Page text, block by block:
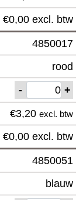
€0,00 excl. btw
4850017
rood
-
+
€3,20 excl. btw
€0,00 excl. btw
4850051
blauw